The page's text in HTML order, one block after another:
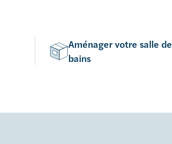
Aménager votre salle de
bains